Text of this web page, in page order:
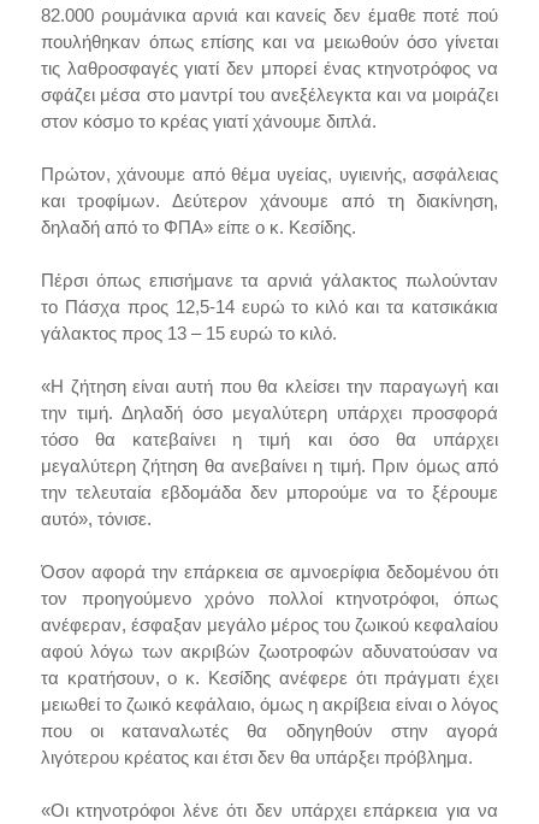
82.000 ρουμάνικα αρνιά και κανείς δεν έμαθε ποτέ πού
πουλήθηκαν όπως επίσης και να μειωθούν όσο γίνεται
τις λαθροσφαγές γιατί δεν μπορεί ένας κτηνοτρόφος να
σφάζει μέσα στο μαντρί του ανεξέλεγκτα και να μοιράζει
στον κόσμο το κρέας γιατί χάνουμε διπλά.
Πρώτον, χάνουμε από θέμα υγείας, υγιεινής, ασφάλειας
και τροφίμων. Δεύτερον χάνουμε από τη διακίνηση,
δηλαδή από το ΦΠΑ» είπε ο κ. Κεσίδης.
Πέρσι όπως επισήμανε τα αρνιά γάλακτος πωλούνταν
το Πάσχα προς 12,5-14 ευρώ το κιλό και τα κατσικάκια
γάλακτος προς 13 – 15 ευρώ το κιλό.
«Η ζήτηση είναι αυτή που θα κλείσει την παραγωγή και
την τιμή. Δηλαδή όσο μεγαλύτερη υπάρχει προσφορά
τόσο θα κατεβαίνει η τιμή και όσο θα υπάρχει
μεγαλύτερη ζήτηση θα ανεβαίνει η τιμή. Πριν όμως από
την τελευταία εβδομάδα δεν μπορούμε να το ξέρουμε
αυτό», τόνισε.
Όσον αφορά την επάρκεια σε αμνοερίφια δεδομένου ότι
τον προηγούμενο χρόνο πολλοί κτηνοτρόφοι, όπως
ανέφεραν, έσφαξαν μεγάλο μέρος του ζωικού κεφαλαίου
αφού λόγω των ακριβών ζωοτροφών αδυνατούσαν να
τα κρατήσουν, ο κ. Κεσίδης ανέφερε ότι πράγματι έχει
μειωθεί το ζωικό κεφάλαιο, όμως η ακρίβεια είναι ο λόγος
που οι καταναλωτές θα οδηγηθούν στην αγορά
λιγότερου κρέατος και έτσι δεν θα υπάρξει πρόβλημα.
«Οι κτηνοτρόφοι λένε ότι δεν υπάρχει επάρκεια για να